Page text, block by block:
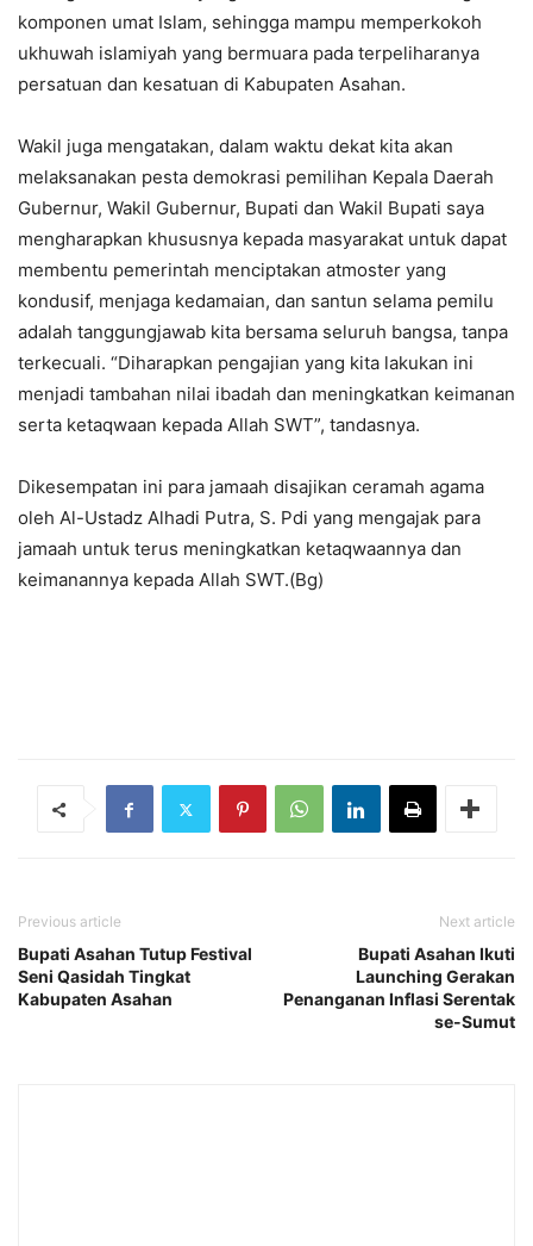
komponen umat Islam, sehingga mampu memperkokoh
ukhuwah islamiyah yang bermuara pada terpeliharanya
persatuan dan kesatuan di Kabupaten Asahan.
Wakil juga mengatakan, dalam waktu dekat kita akan
melaksanakan pesta demokrasi pemilihan Kepala Daerah
Gubernur, Wakil Gubernur, Bupati dan Wakil Bupati saya
mengharapkan khususnya kepada masyarakat untuk dapat
membentu pemerintah menciptakan atmoster yang
kondusif, menjaga kedamaian, dan santun selama pemilu
adalah tanggungjawab kita bersama seluruh bangsa, tanpa
terkecuali. “Diharapkan pengajian yang kita lakukan ini
menjadi tambahan nilai ibadah dan meningkatkan keimanan
serta ketaqwaan kepada Allah SWT”, tandasnya.
Dikesempatan ini para jamaah disajikan ceramah agama
oleh Al-Ustadz Alhadi Putra, S. Pdi yang mengajak para
jamaah untuk terus meningkatkan ketaqwaannya dan
keimanannya kepada Allah SWT.(Bg)
Previous article
Bupati Asahan Tutup Festival
Seni Qasidah Tingkat
Kabupaten Asahan
Next article
Bupati Asahan Ikuti
Launching Gerakan
Penanganan Inflasi Serentak
se-Sumut